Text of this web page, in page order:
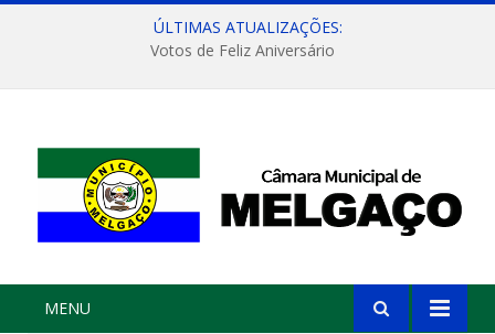
ÚLTIMAS ATUALIZAÇÕES:
Votos de Feliz Aniversário
MENU